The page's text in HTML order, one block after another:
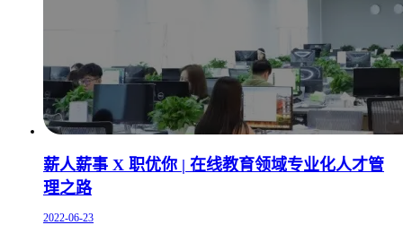
薪人薪事 X 职优你 | 在线教育领域专业化人才管
理之路
2022-06-23